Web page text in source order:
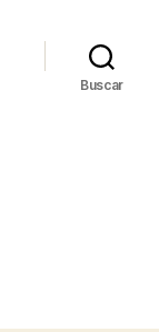
Buscar